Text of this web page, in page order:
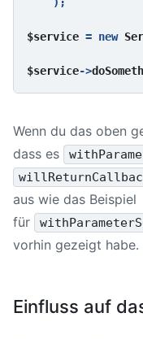
$service = new
$service->
Wenn du das oben
dass es
aus wie das Beispiel
für
vorhin gezeigt habe.
Einfluss auf